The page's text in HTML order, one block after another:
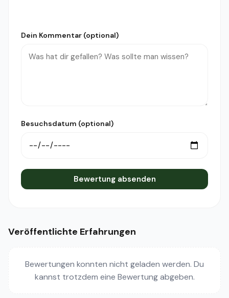
Dein Kommentar (optional)
Besuchsdatum (optional)
Bewertung absenden
Veröffentlichte Erfahrungen
Bewertungen konnten nicht geladen werden. Du
kannst trotzdem eine Bewertung abgeben.